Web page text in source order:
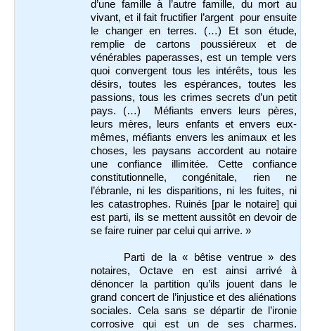
d’une famille à l’autre famille, du mort au
vivant, et il fait fructifier l’argent pour ensuite
le changer en terres. (…) Et son étude,
remplie de cartons poussiéreux et de
vénérables paperasses, est un temple vers
quoi convergent tous les intérêts, tous les
désirs, toutes les espérances, toutes les
passions, tous les crimes secrets d’un petit
pays. (…) Méfiants envers leurs pères,
leurs mères, leurs enfants et envers eux-
mêmes, méfiants envers les animaux et les
choses, les paysans accordent au notaire
une confiance illimitée. Cette confiance
constitutionnelle, congénitale, rien ne
l’ébranle, ni les disparitions, ni les fuites, ni
les catastrophes. Ruinés [par le notaire] qui
est parti, ils se mettent aussitôt en devoir de
se faire ruiner par celui qui arrive. »
Parti de la « bêtise ventrue » des
notaires, Octave en est ainsi arrivé à
dénoncer la partition qu’ils jouent dans le
grand concert de l’injustice et des aliénations
sociales. Cela sans se départir de l’ironie
corrosive qui est un de ses charmes.